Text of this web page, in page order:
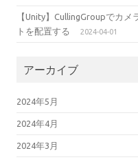
【Unity】CullingGroupでカ
トを配置する
2024-04-01
アーカイブ
2024年5月
2024年4月
2024年3月